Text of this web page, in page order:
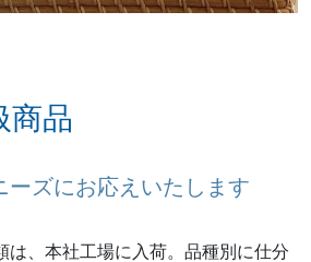
商品
ーズにお応えいたします
は、本社工場に入荷。品種別に仕分